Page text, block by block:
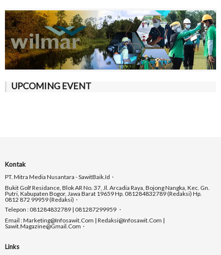
UPCOMING EVENT
Kontak
PT. Mitra Media Nusantara - SawitBaik.id
Bukit Golf Residance, Blok AR No. 37, Jl. Arcadia Raya, Bojong Nangka, Kec. Gn.
Putri, Kabupaten Bogor, Jawa Barat 19659 Hp. 081284832789 (Redaksi) Hp.
0812 872 99959 (Redaksi)
Telepon : 081284832789 | 081287299959
Email : Marketing@infosawit.com | Redaksi@infosawit.com |
Sawit.magazine@gmail.com
Links